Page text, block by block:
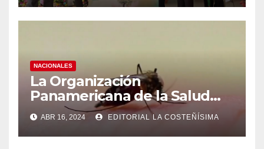
NACIONALES
La Organización
Panamericana de la Salud
(OPS), recomienda reforzar
medidas ante el aumento de
casos de dengue
ABR 16, 2024 EDITORIAL LA COSTEÑÍSIMA